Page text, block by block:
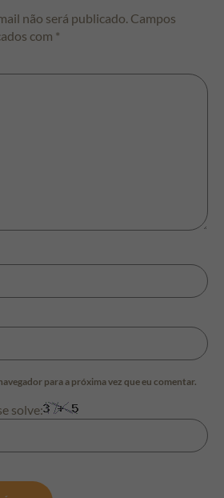
não será publicado. Campos
com *
para a próxima vez que eu comentar.
solve: